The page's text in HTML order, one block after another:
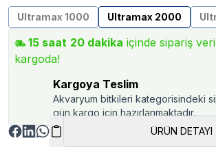
Ultramax 1000
Ultramax 2000
15 saat 20 dakika içinde sipariş
kargoda!
Kargoya Teslim
Akvaryum bitkileri kategorisindeki
gün kargo için hazırlanmaktadır.
ÜRÜN DETAYI